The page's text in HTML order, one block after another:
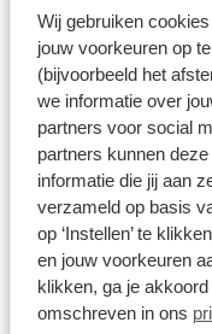
Wij gebruiken
jouw voorkeuren op
(bijvoorbeeld het
we informatie over
partners voor social
partners kunnen
informatie die jij aan
verzameld op basis
op ‘Instellen’ te
en jouw voorkeuren
klikken, ga je
omschreven in ons
Ik ga er mee akkoord
opgeslagen en
Mijn gegevens
Meer weten?
Bekijk ons privacy
Verzenden